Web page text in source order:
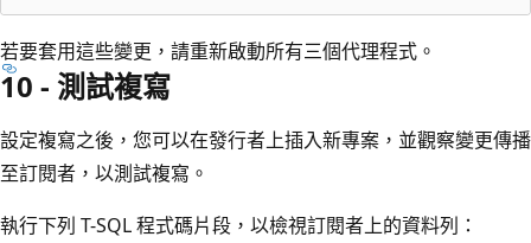
若要套用這些變更，請重新啟動所有三個代理程式。
10 - 測試複寫
設定複寫之後，您可以在發行者上插入新專案，並觀察變更傳播
至訂閱者，以測試複寫。
執行下列 T-SQL 程式碼片段，以檢視訂閱者上的資料列：